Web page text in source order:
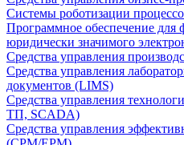
Системы роботизации
Программное обеспечение
юридически значимого
Средства управления
Средства управления
документов (LIMS)
Средства управления
ТП, SCADA)
Средства управления